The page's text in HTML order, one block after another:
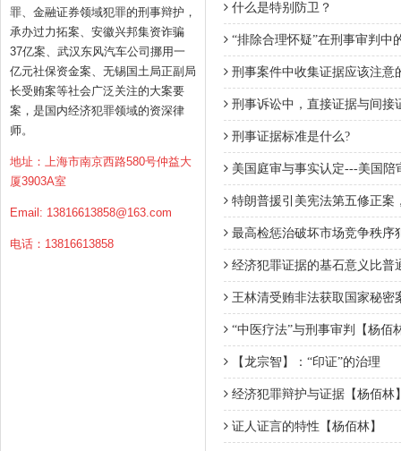
罪、金融证券领域犯罪的刑事辩护，
承办过力拓案、安徽兴邦集资诈骗
37亿案、武汉东风汽车公司挪用一
亿元社保资金案、无锡国土局正副局
长受贿案等社会广泛关注的大案要
案，是国内经济犯罪领域的资深律
师。
地址：上海市南京西路580号仲益大
厦3903A室
Email: 13816613858@163.com
电话：13816613858
什么是特别防卫？
“排除合理怀疑”在刑事审判中
刑事案件中收集证据应该注意
刑事诉讼中，直接证据与间接
刑事证据标准是什么?
美国庭审与事实认定---美国陪
特朗普援引美宪法第五修正案
最高检惩治破坏市场竞争秩序
经济犯罪证据的基石意义比普
王林清受贿非法获取国家秘密
“中医疗法”与刑事审判【杨佰
【龙宗智】：“印证”的治理
经济犯罪辩护与证据【杨佰林
证人证言的特性【杨佰林】